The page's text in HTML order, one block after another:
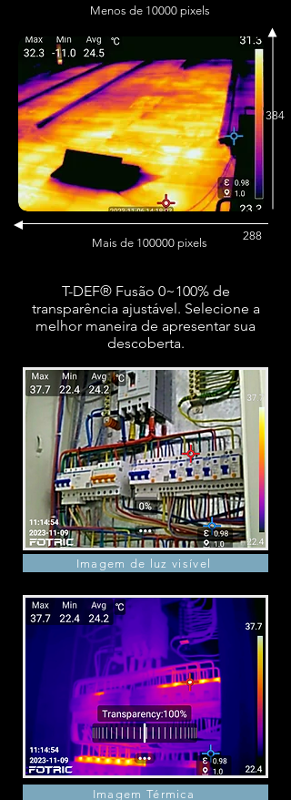
Menos de 10000 pixels
Mais de 100000 pixels
384
288
T-DEF® Fusão 0~100% de
transparência ajustável. Selecione a
melhor maneira de apresentar sua
descoberta.
Imagem de luz visível
Imagem Térmica